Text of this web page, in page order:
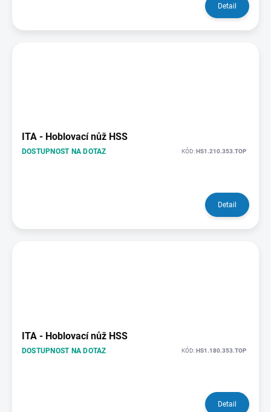
Detail
ITA - Hoblovací nůž HSS
DOSTUPNOST NA DOTAZ KÓD:HS1.210.353.TOP
Detail
ITA - Hoblovací nůž HSS
DOSTUPNOST NA DOTAZ KÓD:HS1.180.353.TOP
Detail